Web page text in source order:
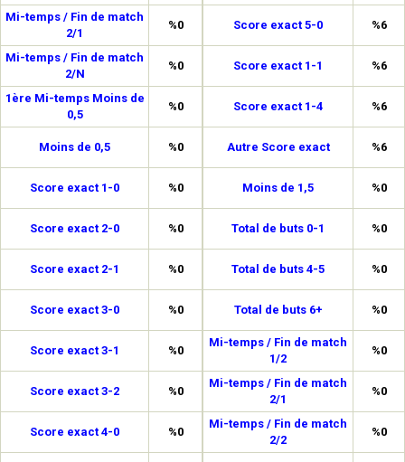
Mi-temps / Fin de match
2/1
%0
Mi-temps / Fin de match
2/N
%0
1ère Mi-temps Moins de
0,5
%0
Moins de 0,5 %0
Score exact 1-0 %0
Score exact 2-0 %0
Score exact 2-1 %0
Score exact 3-0 %0
Score exact 3-1 %0
Score exact 3-2 %0
Score exact 4-0 %0
Score exact 5-0 %6
Score exact 1-1 %6
Score exact 1-4 %6
Autre Score exact %6
Moins de 1,5 %0
Total de buts 0-1 %0
Total de buts 4-5 %0
Total de buts 6+ %0
Mi-temps / Fin de match
1/2
%0
Mi-temps / Fin de match
2/1
%0
Mi-temps / Fin de match
2/2
%0